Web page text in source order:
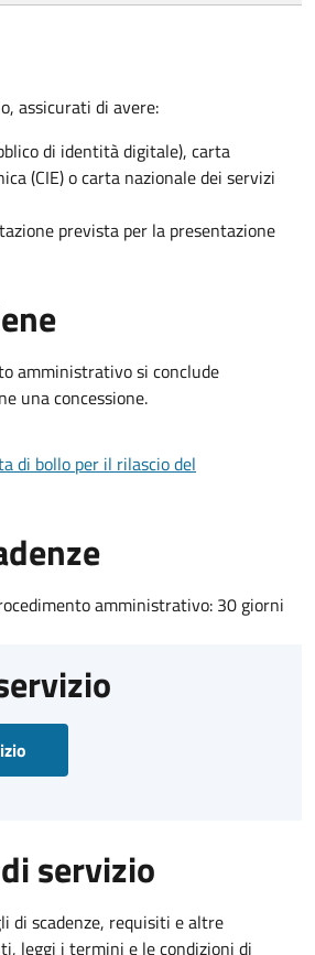
assicurati di avere:
di identità digitale), carta
(CIE) o carta nazionale dei servizi
prevista per la presentazione
amministrativo si conclude
una concessione.
di bollo per il rilascio del
amministrativo: 30 giorni
servizio
di scadenze, requisiti e altre
leggi i termini e le condizioni di